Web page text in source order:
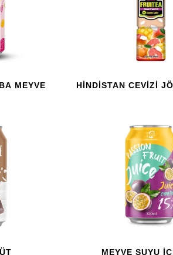
MEYVE
HINDISTAN CEVIZI
MEYVE SUYU